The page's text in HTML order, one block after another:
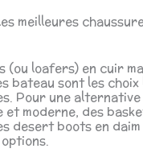
meilleures
(ou loafers) en cuir
bateau sont les choix
Pour une alternative
moderne, des
desert boots en